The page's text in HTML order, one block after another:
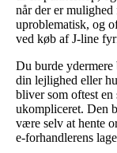
når der er
uproblematisk, og
ved køb af J-line
Du burde ydermere
din lejlighed eller
bliver som oftest
ukompliceret. Den
være selv at hente
e-forhandlerens